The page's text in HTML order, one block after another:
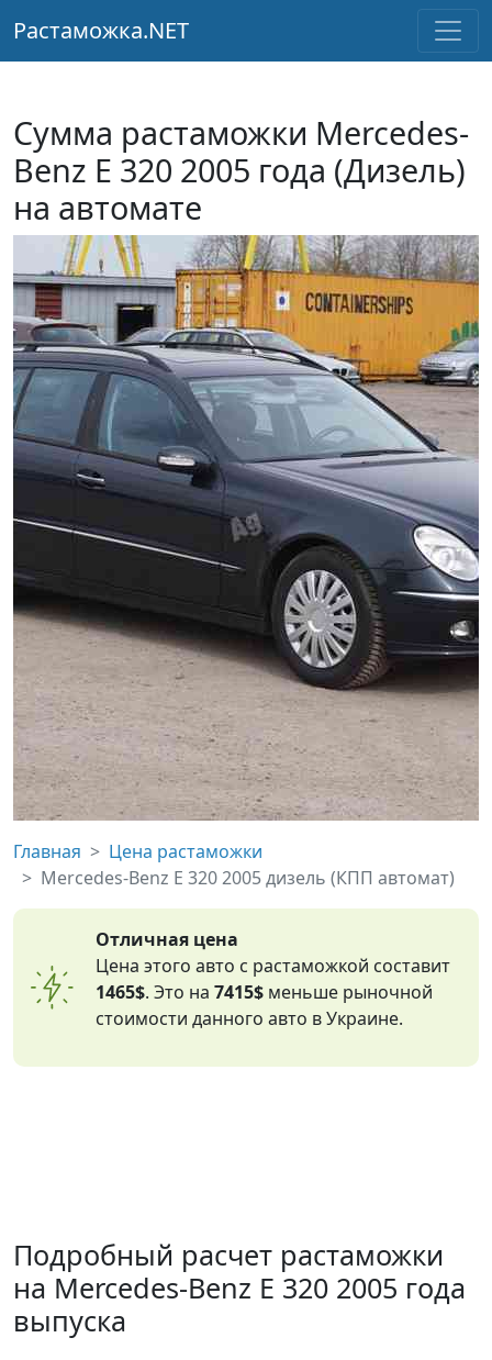
Растаможка.NET
Сумма растаможки Mercedes-
Benz E 320 2005 года (Дизель)
на автомате
Главная
Цена растаможки
Mercedes-Benz E 320 2005 дизель (КПП автомат)
Отличная цена
Цена этого авто с растаможкой составит
1465$. Это на7415$ меньше рыночной
стоимости данного авто в Украине.
Подробный расчет растаможки
на Mercedes-Benz E 320 2005 года
выпуска